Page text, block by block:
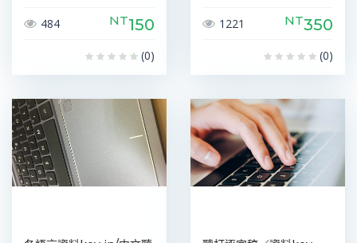
484 NT150
(0)
1221 NT350
(0)